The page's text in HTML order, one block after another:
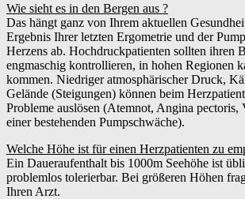
Wie sieht es in den Bergen aus ?
Das hängt ganz von Ihrem aktuellen
Ergebnis Ihrer letzten Ergometrie und der
Herzens ab. Hochdruckpatienten sollten ihren
engmaschig kontrollieren, in hohen Regionen
kommen. Niedriger atmosphärischer Druck,
Gelände (Steigungen) können beim
Probleme auslösen (Atemnot, Angina pectoris,
einer bestehenden Pumpschwäche).
Welche Höhe ist für einen Herzpatienten zu
Ein Daueraufenthalt bis 1000m Seehöhe ist
problemlos tolerierbar. Bei größeren Höhen
Ihren Arzt.